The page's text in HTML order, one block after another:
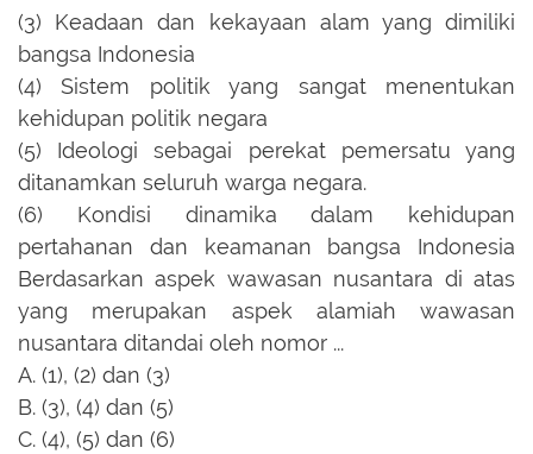
(3) Keadaan dan kekayaan alam yang dimiliki
bangsa Indonesia
(4) Sistem politik yang sangat menentukan
kehidupan politik negara
(5) Ideologi sebagai perekat pemersatu yang
ditanamkan seluruh warga negara.
(6) Kondisi dinamika dalam kehidupan
pertahanan dan keamanan bangsa Indonesia
Berdasarkan aspek wawasan nusantara di atas
yang merupakan aspek alamiah wawasan
nusantara ditandai oleh nomor ...
A. (1), (2) dan (3)
B. (3), (4) dan (5)
C. (4), (5) dan (6)